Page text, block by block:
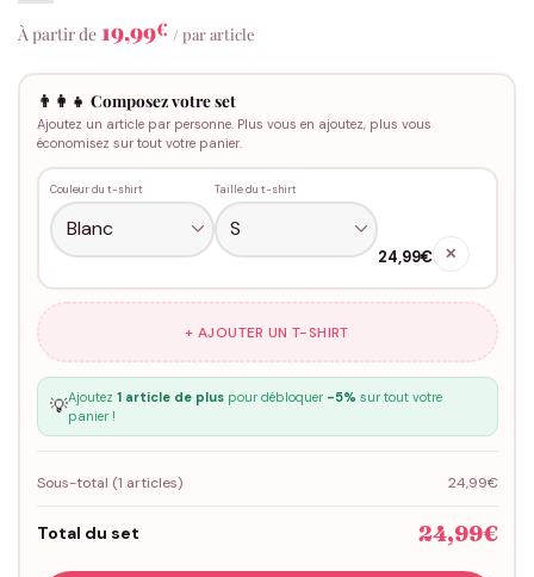
À partir de 19,99€ / par article
👨‍👩‍👧 Composez votre set
Ajoutez un article par personne. Plus vous en ajoutez, plus vous
économisez sur tout votre panier.
Couleur du t-shirt Taille du t-shirt
24,99€ ✕
+ AJOUTER UN T-SHIRT
💡Ajoutez 1 article de pluspour débloquer -5% sur tout votre
panier !
Sous-total (1 articles) 24,99€
Total du set 24,99€